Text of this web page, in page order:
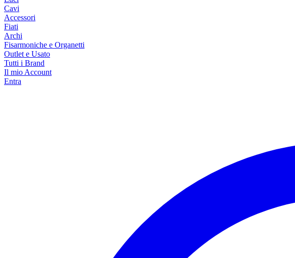
Cavi
Accessori
Fiati
Archi
Fisarmoniche e Organetti
Outlet e Usato
Tutti i Brand
Il mio Account
Entra